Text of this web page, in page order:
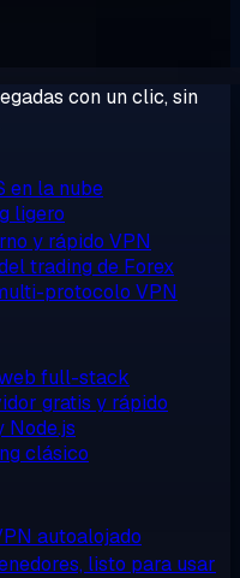
con un clic, sin
en la nube
ligero
y rápido VPN
trading de Forex
protocolo VPN
full-stack
gratis y rápido
Node.js
clásico
autoalojado
listo para usar